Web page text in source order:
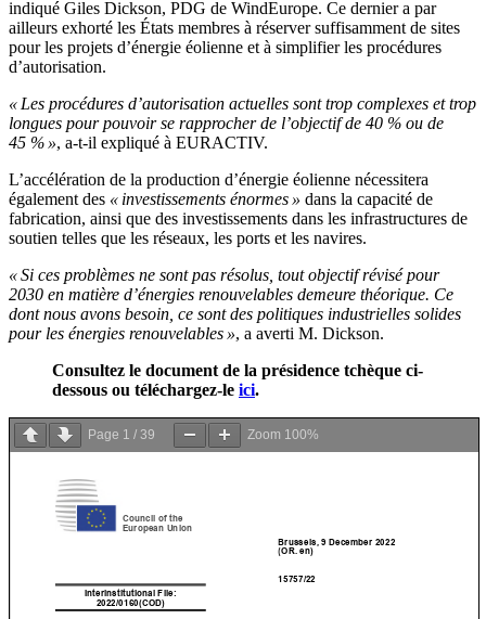
indiqué Giles Dickson, PDG de WindEurope. Ce dernier a par
ailleurs exhorté les États membres à réserver suffisamment de sites
pour les projets d’énergie éolienne et à simplifier les procédures
d’autorisation.
« Les procédures d’autorisation actuelles sont trop complexes et trop
longues pour pouvoir se rapprocher de l’objectif de 40 % ou de
45 % », a-t-il expliqué à EURACTIV.
L’accélération de la production d’énergie éolienne nécessitera
également des « investissements énormes » dans la capacité de
fabrication, ainsi que des investissements dans les infrastructures de
soutien telles que les réseaux, les ports et les navires.
« Si ces problèmes ne sont pas résolus, tout objectif révisé pour
2030 en matière d’énergies renouvelables demeure théorique. Ce
dont nous avons besoin, ce sont des politiques industrielles solides
pour les énergies renouvelables », a averti M. Dickson.
Consultez le document de la présidence tchèque ci-
dessous ou téléchargez-le ici.
Page 1 / 39 Zoom 100%